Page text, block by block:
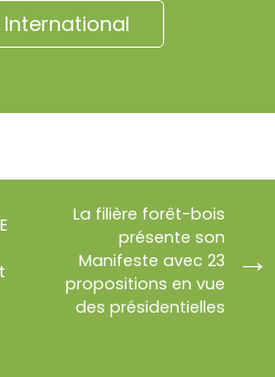
La filière forêt-bois
présente son
Manifeste avec 23
propositions en vue
des présidentielles